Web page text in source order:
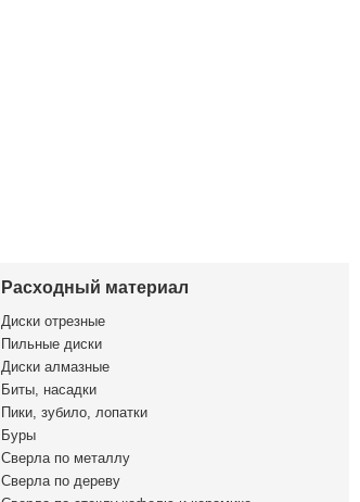
Расходный материал
Диски отрезные
Пильные диски
Диски алмазные
Биты, насадки
Пики, зубило, лопатки
Буры
Сверла по металлу
Сверла по дереву